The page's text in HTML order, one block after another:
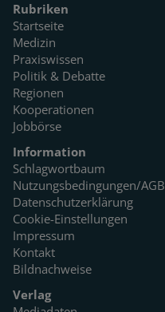
Rubriken
Startseite
Medizin
Praxiswissen
Politik & Debatte
Regionen
Kooperationen
Jobbörse
Information
Schlagwortbaum
Nutzungsbedingungen/AGB
Datenschutzerklärung
Cookie-Einstellungen
Impressum
Kontakt
Bildnachweise
Verlag